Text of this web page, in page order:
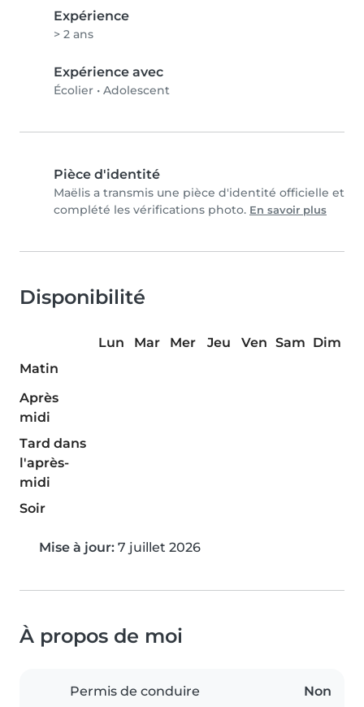
Expérience
> 2 ans
Expérience avec
Écolier • Adolescent
Pièce d'identité
Maëlis a transmis une pièce d'identité officielle et
complété les vérifications photo. En savoir plus
Disponibilité
Lun Mar Mer Jeu Ven Sam Dim
Matin
Après
midi
Tard dans
l'après-
midi
Soir
Mise à jour: 7 juillet 2026
À propos de moi
Permis de conduire Non